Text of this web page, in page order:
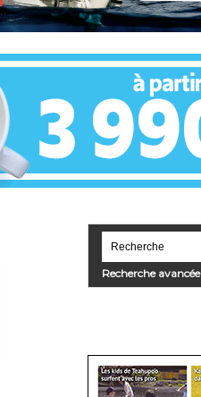
Recherche avancée